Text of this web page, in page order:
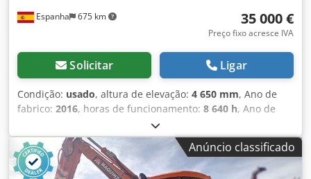
Espanha 675 km 35 000 €
Preço fixo acresce IVA
Solicitar Ligar
Condição: usado, altura de elevação: 4 650 mm, Ano de
fabrico: 2016, horas de funcionamento: 8 640 h, Ano de
fabrico: 2016 Finalidade: Construção civil Peso em vazio:
8.500 kg Dsdsy Nw Abjpfx Aaiokr
Anúncio classificado